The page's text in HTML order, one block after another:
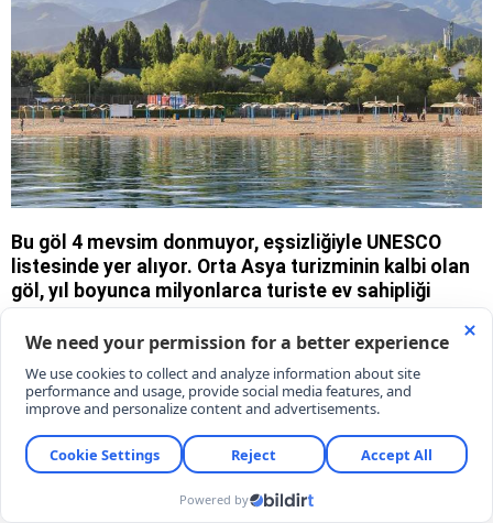
Bu göl 4 mevsim donmuyor, eşsizliğiyle UNESCO
listesinde yer alıyor. Orta Asya turizminin kalbi olan
göl, yıl boyunca milyonlarca turiste ev sahipliği
yapıyor.
07/08/2026 10:55 İhlas Haber Ajansı (IHA)
Esmagül Koçak